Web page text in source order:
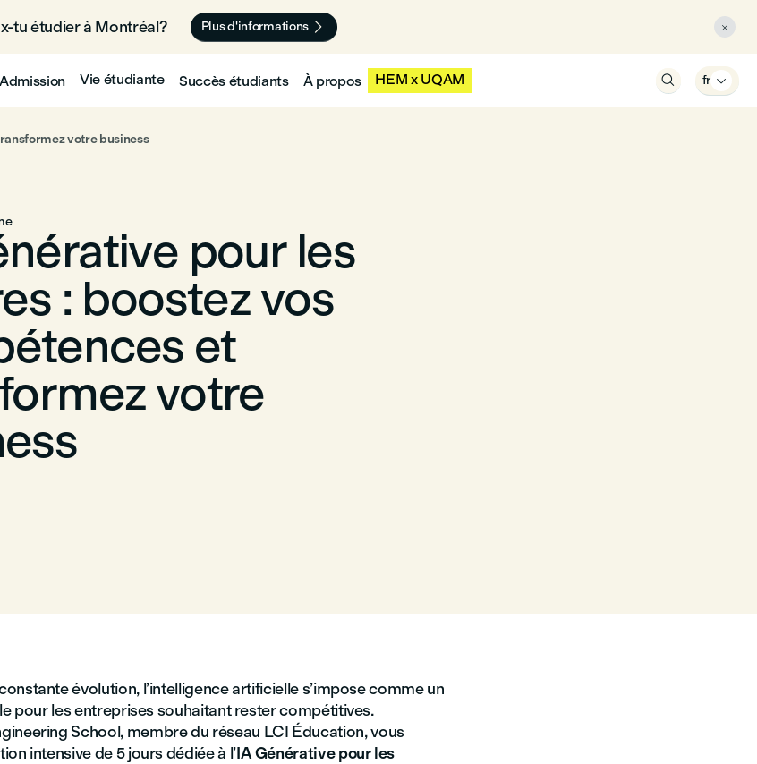
tu étudier à Montréal? 🇨🇦 Plus d'informations  
Admission Vie étudiante Succès étudiants À propos HEM x UQAM  fr 
votre business
pour les
: boostez vos
et
votre
évolution, l’intelligence artificielle s’impose comme un
pour les entreprises souhaitant rester compétitives.
School, membre du réseau LCI Éducation, vous
intensive de 5 jours dédiée à l’IA Générative pour les